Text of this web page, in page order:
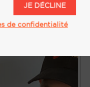
JE DÉCLINE
de confidentialité